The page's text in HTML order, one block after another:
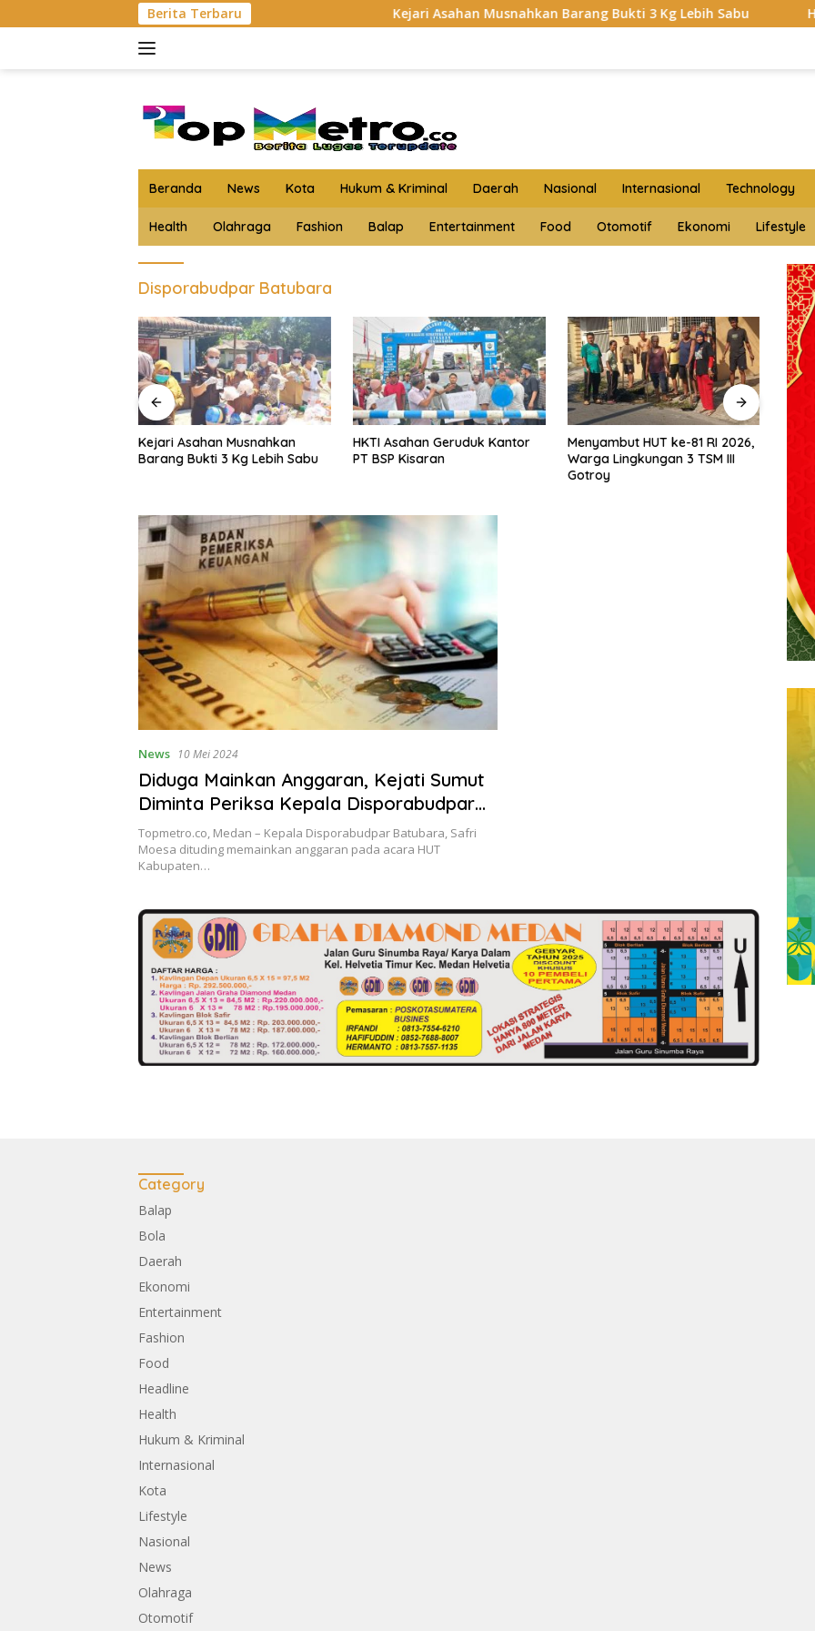
ke
Berita Terbaru Kejari Asahan Musnahkan Barang Bukti 3 Kg Lebih Sabu HKTI Asahan
Beranda News Kota Hukum & Kriminal Daerah Nasional Internasional Technology
Health Olahraga Fashion Balap Entertainment Food Otomotif Ekonomi Lifestyle
Disporabudpar Batubara
HKTI Asahan Geruduk Kantor
PT BSP Kisaran
Menyambut HUT ke-81 RI 2026,
Warga Lingkungan 3 TSM III
Budi Yanto SH Dilantik Jadi
Ketua Forum Wartawan
Kejaksaan Belawan, Forwaka
News 10 Mei 2024
Diduga Mainkan Anggaran, Kejati Sumut
Diminta Periksa Kepala Disporabudpar
Batubara
Topmetro.co, Medan – Kepala Disporabudpar Batubara, Safri
Moesa dituding memainkan anggaran pada acara HUT
Kabupaten…
Category
Balap
Bola
Daerah
Ekonomi
Entertainment
Fashion
Food
Headline
Health
Hukum & Kriminal
Internasional
Kota
Lifestyle
Nasional
News
Olahraga
Otomotif